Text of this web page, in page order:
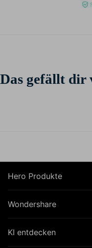
Das gefällt dir
Hero Produkte
Wondershare
KI entdecken